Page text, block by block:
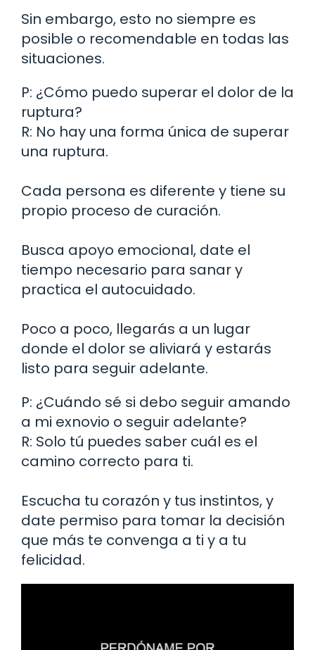
Sin embargo, esto no siempre es
posible o recomendable en todas las
situaciones.
P: ¿Cómo puedo superar el dolor de la
ruptura?
R: No hay una forma única de superar
una ruptura.
Cada persona es diferente y tiene su
propio proceso de curación.
Busca apoyo emocional, date el
tiempo necesario para sanar y
practica el autocuidado.
Poco a poco, llegarás a un lugar
donde el dolor se aliviará y estarás
listo para seguir adelante.
P: ¿Cuándo sé si debo seguir amando
a mi exnovio o seguir adelante?
R: Solo tú puedes saber cuál es el
camino correcto para ti.
Escucha tu corazón y tus instintos, y
date permiso para tomar la decisión
que más te convenga a ti y a tu
felicidad.